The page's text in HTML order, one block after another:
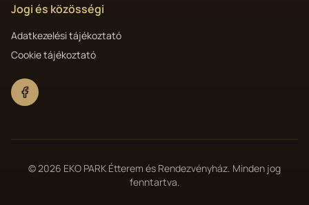
Jogi és közösségi
Adatkezelési tájékoztató
Cookie tájékoztató
©2026 EKO PARK Étterem és Rendezvényház. Minden jog
fenntartva.